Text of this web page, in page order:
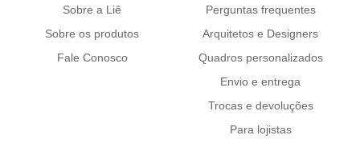
Sobre a Liê
Sobre os produtos
Fale Conosco
Perguntas frequentes
Arquitetos e Designers
Quadros personalizados
Envio e entrega
Trocas e devoluções
Para lojistas